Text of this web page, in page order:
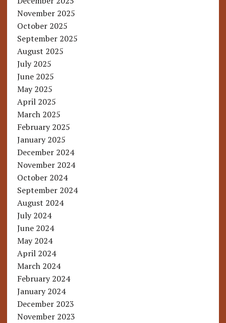
November 2025
October 2025
September 2025
August 2025
July 2025
June 2025
May 2025
April 2025
March 2025
February 2025
January 2025
December 2024
November 2024
October 2024
September 2024
August 2024
July 2024
June 2024
May 2024
April 2024
March 2024
February 2024
January 2024
December 2023
November 2023